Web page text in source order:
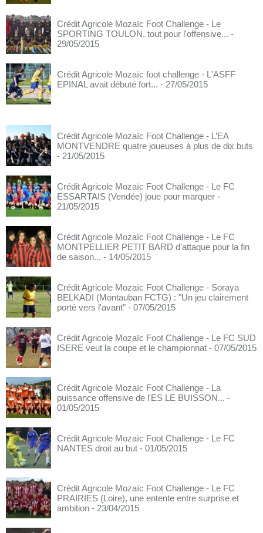
Crédit Agricole Mozaïc Foot Challenge - Le
SPORTING TOULON, tout pour l'offensive... -
29/05/2015
Crédit Agricole Mozaïc foot challenge - L'ASFF
EPINAL avait débuté fort... - 27/05/2015
Crédit Agricole Mozaïc Foot Challenge - L’EA
MONTVENDRE quatre joueuses à plus de dix buts
- 21/05/2015
Crédit Agricole Mozaïc Foot Challenge - Le FC
ESSARTAIS (Vendée) joue pour marquer -
21/05/2015
Crédit Agricole Mozaïc Foot Challenge - Le FC
MONTPELLIER PETIT BARD d'attaque pour la fin
de saison... - 14/05/2015
Crédit Agricole Mozaïc Foot Challenge - Soraya
BELKADI (Montauban FCTG) : "Un jeu clairement
porté vers l'avant" - 07/05/2015
Crédit Agricole Mozaïc Foot Challenge - Le FC SUD
ISERE veut la coupe et le championnat - 07/05/2015
Crédit Agricole Mozaïc Foot Challenge - La
puissance offensive de l'ES LE BUISSON... -
01/05/2015
Crédit Agricole Mozaïc Foot Challenge - Le FC
NANTES droit au but - 01/05/2015
Crédit Agricole Mozaïc Foot Challenge - Le FC
PRAIRIES (Loire), une entente entre surprise et
ambition - 23/04/2015